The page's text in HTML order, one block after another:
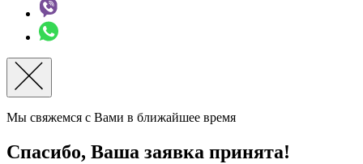
Мы свяжемся с Вами в ближайшее время
Спасибо, Ваша заявка принята!